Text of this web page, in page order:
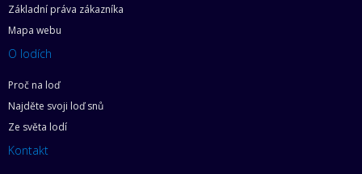
Základní práva zákazníka
Mapa webu
O lodích
Proč na loď
Najděte svoji loď snů
Ze světa lodí
Kontakt